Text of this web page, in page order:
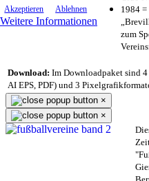
Akzeptieren Ablehnen
Weitere Informationen
1984 =
zum
Download: Im Downloadpaket sind
AI EPS, PDF) und 3
×
×